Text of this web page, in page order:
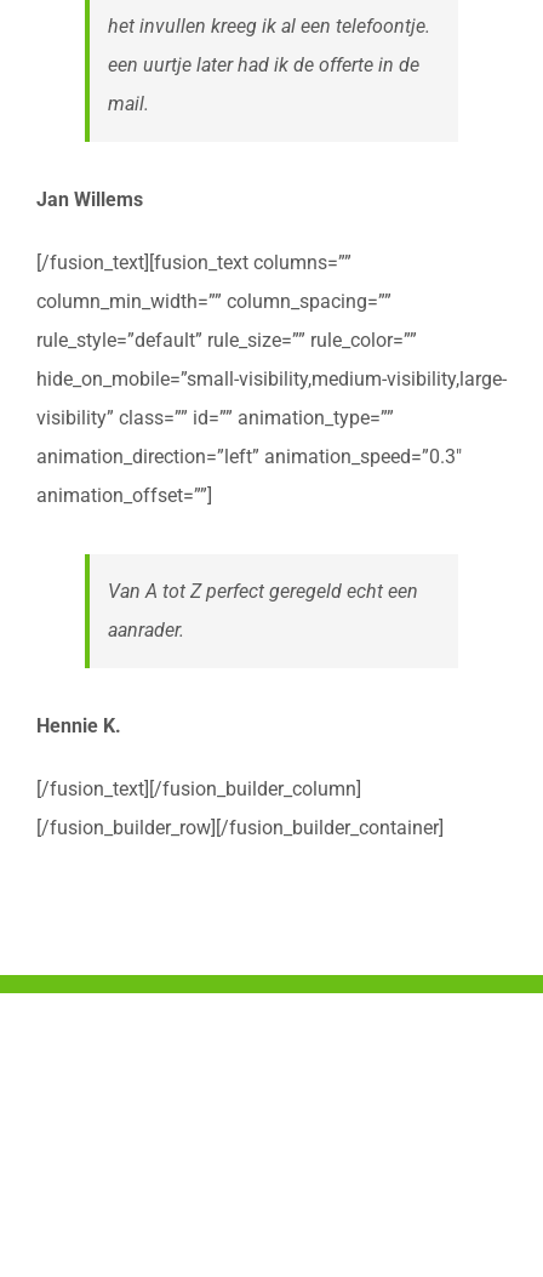
het invullen kreeg ik al een telefoontje.
een uurtje later had ik de offerte in de
mail.
Jan Willems
[/fusion_text][fusion_text columns=””
column_min_width=”” column_spacing=””
rule_style=”default” rule_size=”” rule_color=””
hide_on_mobile=”small-visibility,medium-visibility,large-
visibility” class=”” id=”” animation_type=””
animation_direction=”left” animation_speed=”0.3″
animation_offset=””]
Van A tot Z perfect geregeld echt een
aanrader.
Hennie K.
[/fusion_text][/fusion_builder_column]
[/fusion_builder_row][/fusion_builder_container]